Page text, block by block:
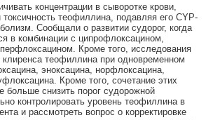
концентрации в сыворотке крови,
теофиллина, подавляя его CYP-
Сообщали о развитии судорог, когда
в комбинации с ципрофлоксацином,
Кроме того, исследования
теофиллина при одновременном
эноксацина, норфлоксацина,
Кроме того, сочетание этих
больше снизить порог судорожной
контролировать уровень теофиллина в
и рассмотреть вопрос о корректировке